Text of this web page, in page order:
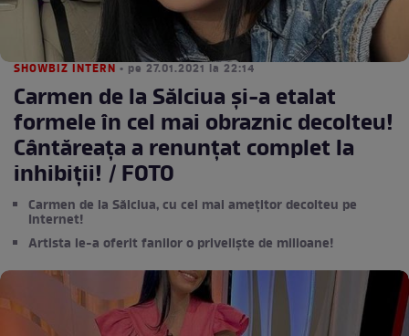
SHOWBIZ INTERN • pe 27.01.2021 la 22:14
Carmen de la Sălciua și-a etalat
formele în cel mai obraznic decolteu!
Cântăreața a renunțat complet la
inhibiții! / FOTO
Carmen de la Sălciua, cu cel mai amețitor decolteu pe
Internet!
Artista le-a oferit fanilor o priveliște de milioane!